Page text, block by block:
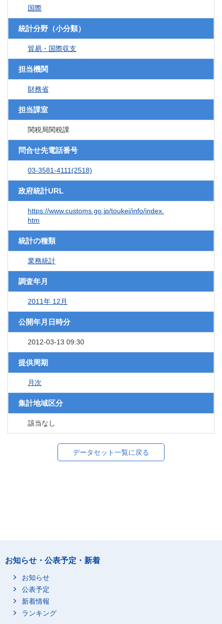
国際
統計分野（小分類）
貿易・国際収支
担当機関
財務省
担当課室
関税局関税課
問合せ先電話番号
03-3581-4111(2518)
政府統計URL
https://www.customs.go.jp/toukei/info/index.
htm
統計の種類
業務統計
調査年月
2011年 12月
公開年月日時分
2012-03-13 09:30
提供周期
月次
集計地域区分
該当なし
データセット一覧に戻る
お知らせ・公表予定・新着
お知らせ
公表予定
新着情報
ランキング